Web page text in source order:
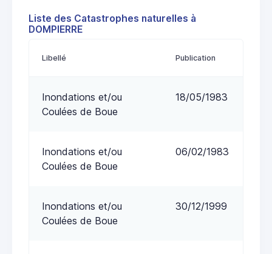
Liste des Catastrophes naturelles à
DOMPIERRE
Libellé Publication
Inondations et/ou
Coulées de Boue
18/05/1983
Inondations et/ou
Coulées de Boue
06/02/1983
Inondations et/ou
Coulées de Boue
30/12/1999